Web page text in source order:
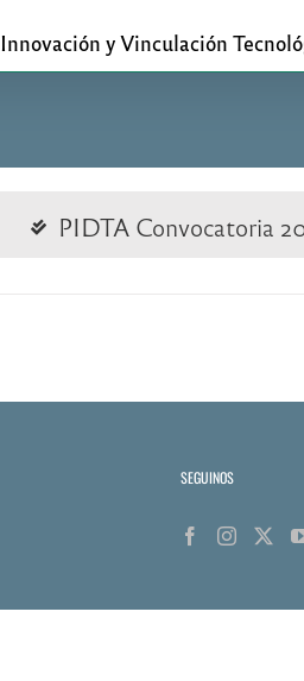
Innovación y Vinculación
PIDTA Convocatoria
SEGUINOS